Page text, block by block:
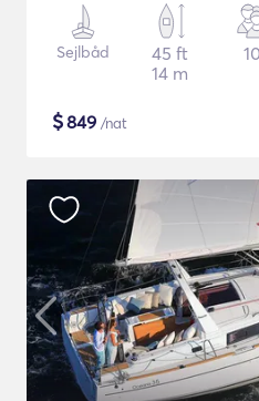
Sejlbåd
45 ft
14 m
10
$849 /nat